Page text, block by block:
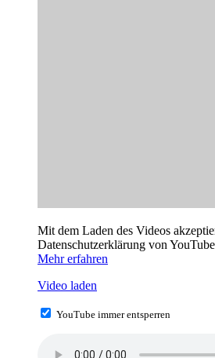
Mit dem Laden des Videos
Datenschutzerklärung von
Mehr erfahren
Video laden
YouTube immer entsperren